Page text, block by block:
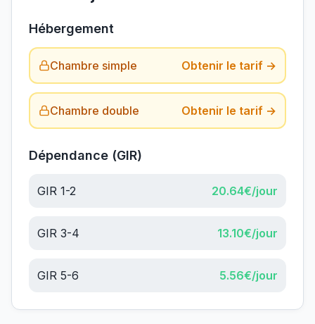
Hébergement
Chambre simple Obtenir le tarif →
Chambre double Obtenir le tarif →
Dépendance (GIR)
GIR 1-2 20.64€/jour
GIR 3-4 13.10€/jour
GIR 5-6 5.56€/jour